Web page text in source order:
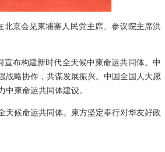
北京会见柬埔寨人民党主席、参议院主席洪
布构建新时代全天候中柬命运共同体。中
战略协作，共谋发展振兴。中国全国人大愿
柬命运共同体建设。
天候命运共同体。柬方坚定奉行对华友好政